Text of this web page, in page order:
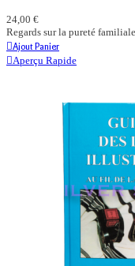
24,00 €
Regards sur la pureté
Ajout Panier
Aperçu Rapide